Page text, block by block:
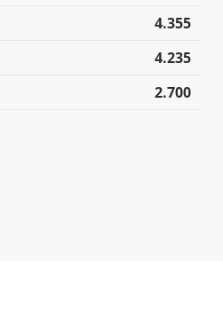
4.355
4.235
2.700